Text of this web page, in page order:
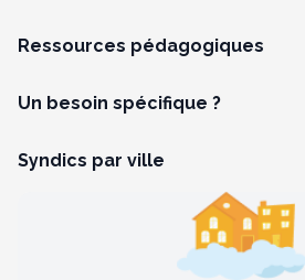
Ressources pédagogiques
Un besoin spécifique ?
Syndics par ville